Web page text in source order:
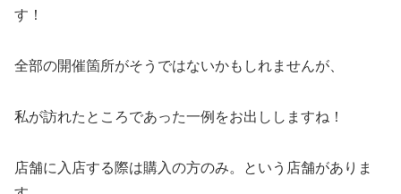
す！
全部の開催箇所がそうではないかもしれませんが、
私が訪れたところであった一例をお出ししますね！
店舗に入店する際は購入の方のみ。という店舗がありま